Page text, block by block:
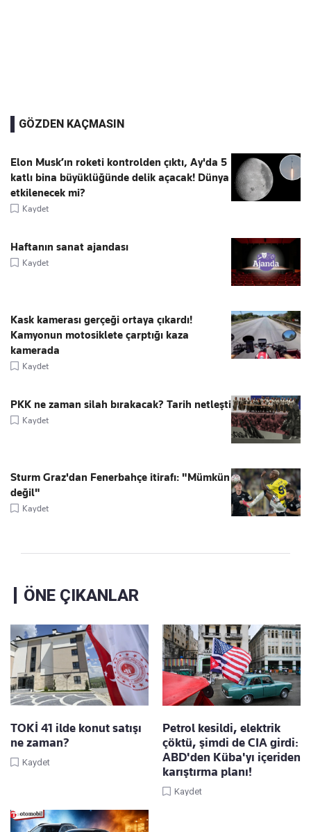
GÖZDEN KAÇMASIN
Elon Musk’ın roketi kontrolden çıktı, Ay'da 5
katlı bina büyüklüğünde delik açacak! Dünya
etkilenecek mi?
Kaydet
Haftanın sanat ajandası
Kaydet
Kask kamerası gerçeği ortaya çıkardı!
Kamyonun motosiklete çarptığı kaza
kamerada
Kaydet
PKK ne zaman silah bırakacak? Tarih netleşti
Kaydet
Sturm Graz'dan Fenerbahçe itirafı: "Mümkün
değil"
Kaydet
ÖNE ÇIKANLAR
TOKİ 41 ilde konut satışı
ne zaman?
Kaydet
Petrol kesildi, elektrik
çöktü, şimdi de CIA girdi:
ABD'den Küba'yı içeriden
karıştırma planı!
Kaydet